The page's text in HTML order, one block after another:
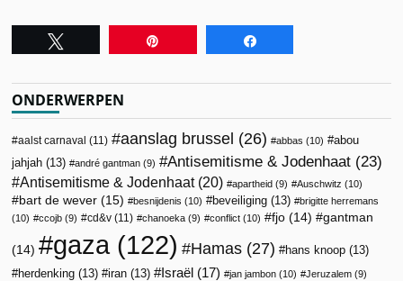
ONDERWERPEN
aalst carnaval (11) aanslag brussel (26) abbas (10)
abou
jahjah (13) andré gantman (9) Antisemitisme & Jodenhaat (23)
Antisemitisme & Jodenhaat(20) apartheid (9) Auschwitz (10)
bart de wever (15) besnijdenis (10) beveiliging (13)
brigitte herremans
(10)
ccojb (9) cd&v (11) chanoeka (9) conflict (10) fjo (14) gantman
(14) gaza (122) Hamas (27) hans knoop (13)
herdenking (13) iran (13) Israël (17) jan jambon (10) Jeruzalem (9)